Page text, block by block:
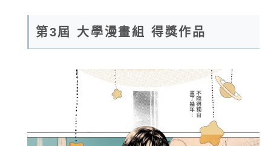
第3屆 大學漫畫組 得獎作品